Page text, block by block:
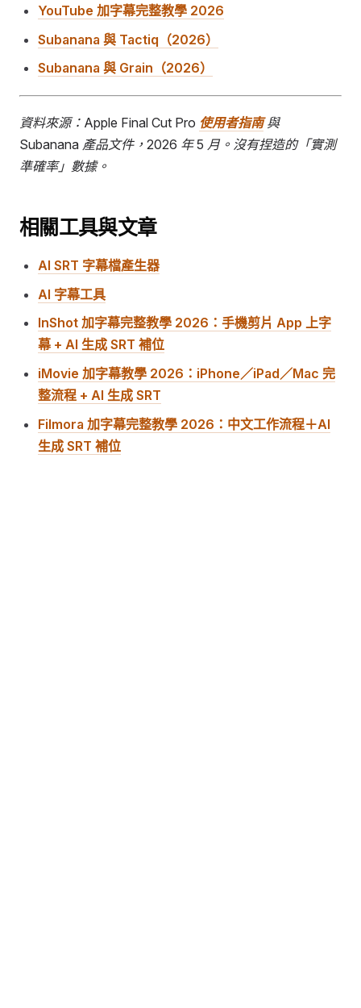
YouTube 加字幕完整教學 2026
Subanana 與 Tactiq（2026）
Subanana 與 Grain（2026）
資料來源：Apple Final Cut Pro 使用者指南與
Subanana 產品文件，2026 年 5 月。沒有捏造的「實測
準確率」數據。
相關工具與文章
AI SRT 字幕檔產生器
AI 字幕工具
InShot 加字幕完整教學 2026：手機剪片 App 上字
幕 + AI 生成 SRT 補位
iMovie 加字幕教學 2026：iPhone／iPad／Mac 完
整流程 + AI 生成 SRT
Filmora 加字幕完整教學 2026：中文工作流程＋AI
生成 SRT 補位